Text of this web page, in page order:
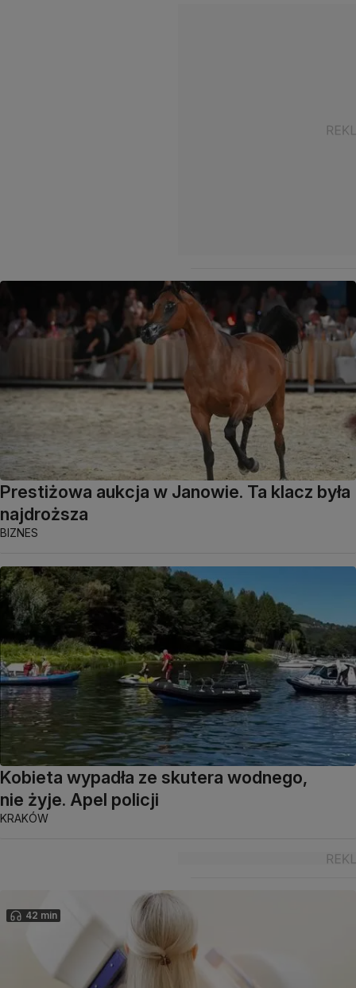
Prestiżowa aukcja w Janowie. Ta klacz była
najdroższa
BIZNES
Kobieta wypadła ze skutera wodnego,
nie żyje. Apel policji
KRAKÓW
42 min